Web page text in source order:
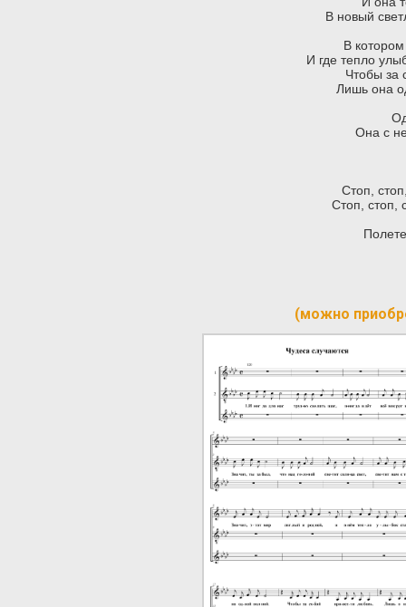
В новый
В
И где тепло
Чтобы за
Лишь она
Она с
Стоп,
Стоп, стоп,
(можно